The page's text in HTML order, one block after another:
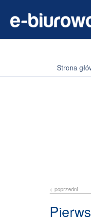
Strona
< poprzedni